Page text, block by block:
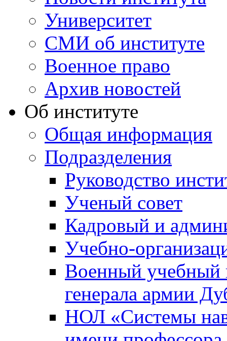
Университет
СМИ об институте
Военное право
Архив новостей
Об институте
Общая информация
Подразделения
Руководство
Ученый совет
Кадровый и
Учебно-
Военный учебный
генерала армии
НОЛ «Системы